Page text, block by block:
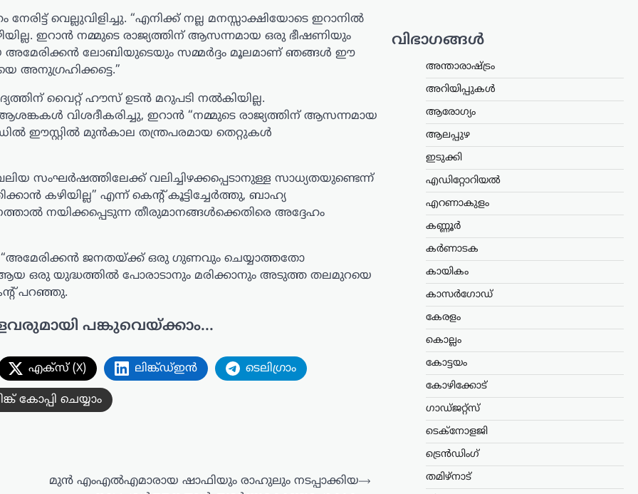
വെല്ലുവിളിച്ചു. “എനിക്ക് നല്ല മനസ്സാക്ഷിയോടെ ഇറാനിൽ
ഇറാൻ നമ്മുടെ രാജ്യത്തിന് ആസന്നമായ ഒരു ഭീഷണിയും
അമേരിക്കൻ ലോബിയുടെയും സമ്മർദ്ദം മൂലമാണ് ഞങ്ങൾ ഈ
അനുഗ്രഹിക്കട്ടെ.”
വൈറ്റ് ഹൗസ് ഉടൻ മറുപടി നൽകിയില്ല.
ആശങ്കകൾ വിശദീകരിച്ചു, ഇറാൻ “നമ്മുടെ രാജ്യത്തിന് ആസന്നമായ
ഈസ്റ്റിൽ മുൻകാല തന്ത്രപരമായ തെറ്റുകൾ
സംഘർഷത്തിലേക്ക് വലിച്ചിഴക്കപ്പെടാനുള്ള സാധ്യതയുണ്ടെന്ന്
കഴിയില്ല” എന്ന് കെന്റ് കൂട്ടിച്ചേർത്തു, ബാഹ്യ
നയിക്കപ്പെടുന്ന തീരുമാനങ്ങൾക്കെതിരെ അദ്ദേഹം
“അമേരിക്കൻ ജനതയ്ക്ക് ഒരു ഗുണവും ചെയ്യാത്തതോ
ആയ ഒരു യുദ്ധത്തിൽ പോരാടാനും മരിക്കാനും അടുത്ത തലമുറയെ
പറഞ്ഞു.
പങ്കുവെയ്ക്കാം...
എക്സ് (X) ലിങ്ക്ഡ്ഇൻ ടെലിഗ്രാം
കോപ്പി ചെയ്യാം
മുൻ എംഎൽഎമാരായ ഷാഫിയും രാഹുലും നടപ്പാക്കിയ⟶
വിഭാഗങ്ങൾ
അന്താരാഷ്ട്രം
അറിയിപ്പുകൾ
ആരോഗ്യം
ആലപ്പുഴ
ഇടുക്കി
എഡിറ്റോറിയൽ
എറണാകുളം
കണ്ണൂർ
കർണാടക
കായികം
കാസർഗോഡ്
കേരളം
കൊല്ലം
കോട്ടയം
കോഴിക്കോട്
ഗാഡ്ജറ്റ്സ്
ടെക്നോളജി
ട്രെൻഡിംഗ്
തമിഴ്നാട്